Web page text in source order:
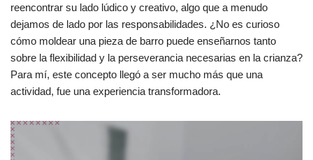
reencontrar su lado lúdico y creativo, algo que a menudo
dejamos de lado por las responsabilidades. ¿No es curioso
cómo moldear una pieza de barro puede enseñarnos tanto
sobre la flexibilidad y la perseverancia necesarias en la crianza?
Para mí, este concepto llegó a ser mucho más que una
actividad, fue una experiencia transformadora.